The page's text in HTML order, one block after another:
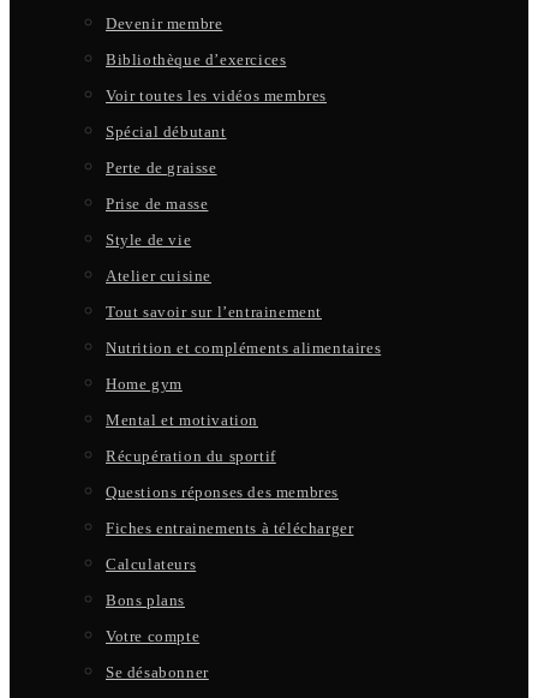
Devenir membre
Bibliothèque d’exercices
Voir toutes les vidéos membres
Spécial débutant
Perte de graisse
Prise de masse
Style de vie
Atelier cuisine
Tout savoir sur l’entrainement
Nutrition et compléments alimentaires
Home gym
Mental et motivation
Récupération du sportif
Questions réponses des membres
Fiches entrainements à télécharger
Calculateurs
Bons plans
Votre compte
Se désabonner